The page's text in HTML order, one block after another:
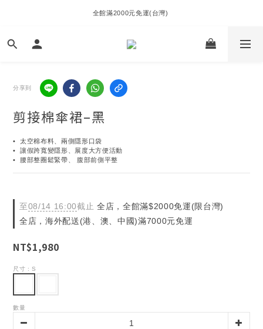
全館滿2000元免運(台灣)
分享到
剪接棉傘裙–黑
•  太空棉布料、兩側隱形口袋
•  讓假跨寬變隱形、展度大方便活動
•  腰部整圈鬆緊帶、 腹部前側平整
至08/14 16:00截止 全店，全館滿$2000免運(限台灣)
全店，海外配送(港、澳、中國)滿7000元免運
NT$1,980
尺寸 : S
數量